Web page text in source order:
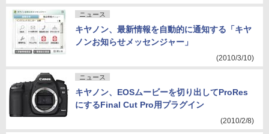
ニュース
キヤノン、最新情報を自動的に通知する「キヤ
ノンお知らせメッセンジャー」
(2010/3/10)
ニュース
キヤノン、EOSムービーを切り出してProRes
にするFinal Cut Pro用プラグイン
(2010/2/8)